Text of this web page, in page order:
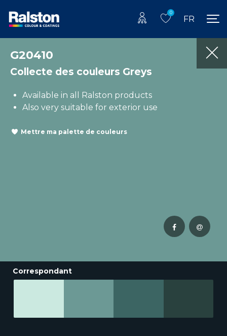
0
FR
G20410
Collecte des couleurs Greys
Available in all Ralston products
Also very suitable for exterior use
Mettre ma palette de couleurs
Correspondant